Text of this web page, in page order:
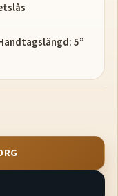
5”